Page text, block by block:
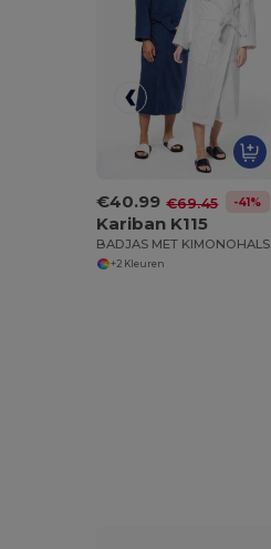
€40.99 €69.45 -41%
Kariban K115
BADJAS MET KIMONOHALS
+2 Kleuren